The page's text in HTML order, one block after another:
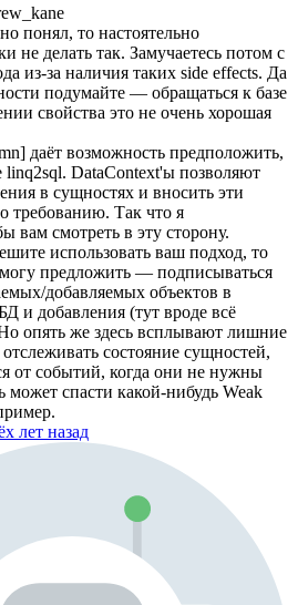
понял, то настоятельно
не делать так. Замучаетесь потом с
из-за наличия таких side effects. Да
подумайте — обращаться к базе
свойства это не очень хорошая
даёт возможность предположить,
linq2sql. DataContext'ы позволяют
в сущностях и вносить эти
требованию. Так что я
вам смотреть в эту сторону.
использовать ваш подход, то
предложить — подписываться
добавляемых объектов в
и добавления (тут вроде всё
опять же здесь всплывают лишние
состояние сущностей,
от событий, когда они не нужны
может спасти какой-нибудь Weak
лет назад